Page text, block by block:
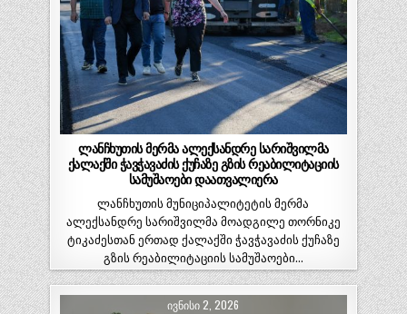
ლანჩხუთის მერმა ალექსანდრე სარიშვილმა
ქალაქში ჭავჭავაძის ქუჩაზე გზის რეაბილიტაციის
სამუშაოები დაათვალიერა
ლანჩხუთის მუნიციპალიტეტის მერმა
ალექსანდრე სარიშვილმა მოადგილე თორნიკე
ტიკაძესთან ერთად ქალაქში ჭავჭავაძის ქუჩაზე
გზის რეაბილიტაციის სამუშაოები…
ᲘᲕᲜᲘᲡᲘ 2, 2026